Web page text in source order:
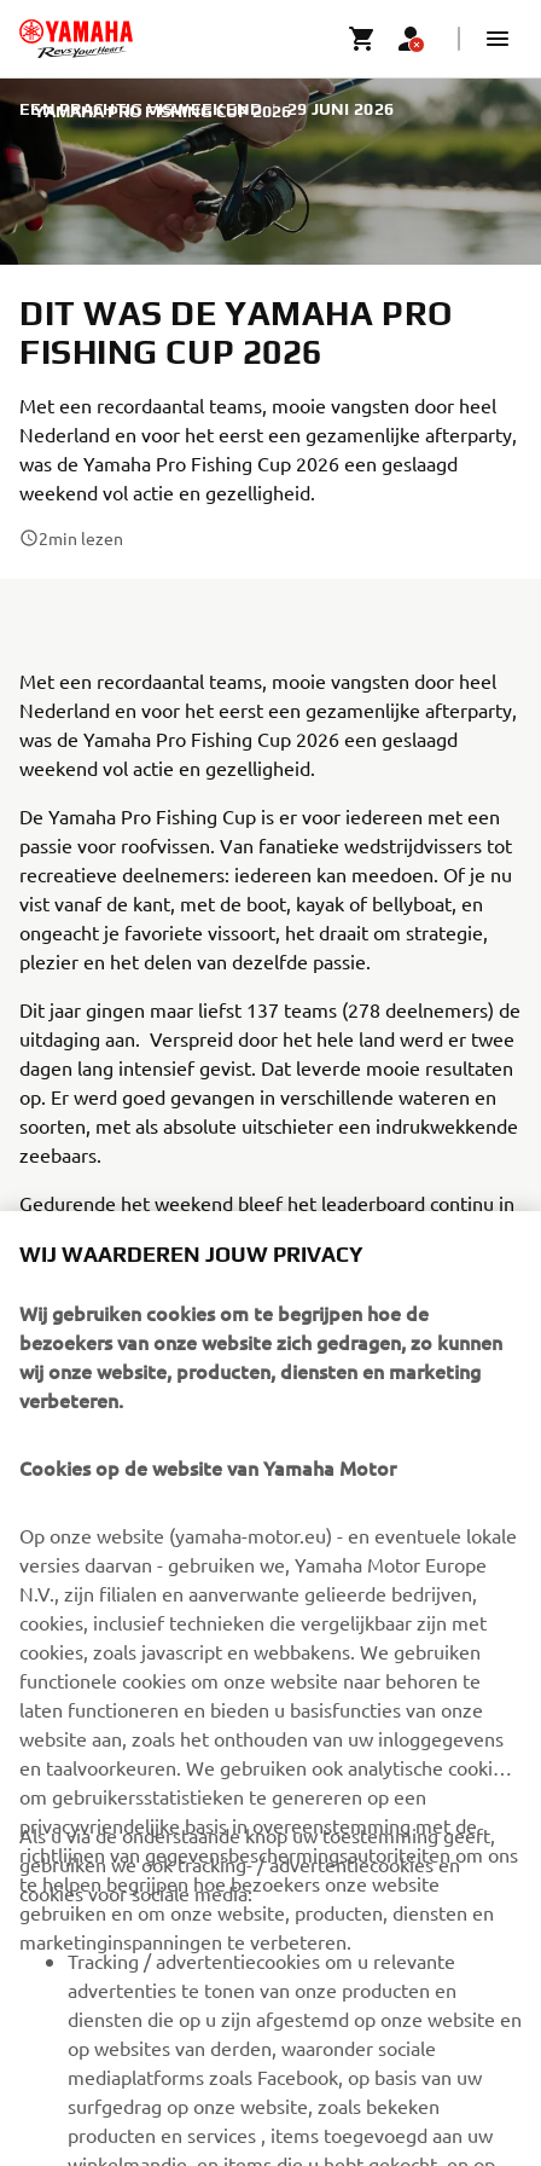
YAMAHA PRO FISHING CUP 2026
EEN PRACHTIG VISWEEKEND | 29 JUNI 2026
DIT WAS DE YAMAHA PRO
FISHING CUP 2026
Met een recordaantal teams, mooie vangsten door heel
Nederland en voor het eerst een gezamenlijke afterparty,
was de Yamaha Pro Fishing Cup 2026 een geslaagd
weekend vol actie en gezelligheid.
2min lezen
Met een recordaantal teams, mooie vangsten door heel
Nederland en voor het eerst een gezamenlijke afterparty,
was de Yamaha Pro Fishing Cup 2026 een geslaagd
weekend vol actie en gezelligheid.
De Yamaha Pro Fishing Cup is er voor iedereen met een
passie voor roofvissen. Van fanatieke wedstrijdvissers tot
recreatieve deelnemers: iedereen kan meedoen. Of je nu
vist vanaf de kant, met de boot, kayak of bellyboat, en
ongeacht je favoriete vissoort, het draait om strategie,
plezier en het delen van dezelfde passie.
Dit jaar gingen maar liefst 137 teams (278 deelnemers) de
uitdaging aan. Verspreid door het hele land werd er twee
dagen lang intensief gevist. Dat leverde mooie resultaten
op. Er werd goed gevangen in verschillende wateren en
soorten, met als absolute uitschieter een indrukwekkende
zeebaars.
Gedurende het weekend bleef het leaderboard continu in
laatste moment streden voor de beste posities. Nieuw dit
Een mooie afsluiting waarbij deelnemers samen
terugkeken op hun weekend, verhalen deelden en hun
vangsten vierden. Afsluiting:
inzet, en aan event partner Roofmeister voor de
organisatie van deze geslaagde editie.
1/16
MEER NIEUWS
CORPORATE
VOOR BEDRIJVEN
MEER YAMAHA
ONDERSTEUNING
WIJ WAARDEREN JOUW PRIVACY
Wij gebruiken cookies om te begrijpen hoe de
bezoekers van onze website zich gedragen, zo kunnen
wij onze website, producten, diensten en marketing
verbeteren.
Cookies op de website van Yamaha Motor
Op onze website (yamaha-motor.eu) - en eventuele lokale
versies daarvan - gebruiken we, Yamaha Motor Europe
N.V., zijn filialen en aanverwante gelieerde bedrijven,
cookies, inclusief technieken die vergelijkbaar zijn met
cookies, zoals javascript en webbakens. We gebruiken
functionele cookies om onze website naar behoren te
laten functioneren en bieden u basisfuncties van onze
website aan, zoals het onthouden van uw inloggegevens
en taalvoorkeuren. We gebruiken ook analytische cookies
om gebruikersstatistieken te genereren op een
privacyvriendelijke basis in overeenstemming met de
richtlijnen van gegevensbeschermingsautoriteiten om ons
te helpen begrijpen hoe bezoekers onze website
gebruiken en om onze website, producten, diensten en
marketinginspanningen te verbeteren.
Als u via de onderstaande knop uw toestemming geeft,
gebruiken we ook tracking- / advertentiecookies en
cookies voor sociale media:
Tracking / advertentiecookies om u relevante
advertenties te tonen van onze producten en
diensten die op u zijn afgestemd op onze website en
op websites van derden, waaronder sociale
mediaplatforms zoals Facebook, op basis van uw
surfgedrag op onze website, zoals bekeken
producten en services , items toegevoegd aan uw